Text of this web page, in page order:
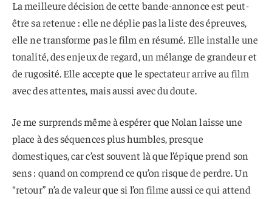
La meilleure décision de cette bande-annonce est peut-
être sa retenue : elle ne déplie pas la liste des épreuves,
elle ne transforme pas le film en résumé. Elle installe une
tonalité, des enjeux de regard, un mélange de grandeur et
de rugosité. Elle accepte que le spectateur arrive au film
avec des attentes, mais aussi avec du doute.
Je me surprends même à espérer que Nolan laisse une
place à des séquences plus humbles, presque
domestiques, car c’est souvent là que l’épique prend son
sens : quand on comprend ce qu’on risque de perdre. Un
“retour” n’a de valeur que si l’on filme aussi ce qui attend